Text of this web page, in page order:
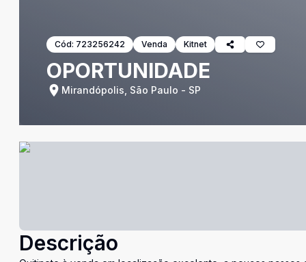
Cód: 723256242 Venda Kitnet
OPORTUNIDADE
Mirandópolis, São Paulo - SP
Descrição